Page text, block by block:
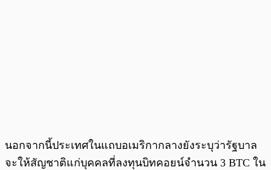
นอกจากนี้ประเทศในแถบอเมริกากลางยังระบุว่ารัฐบาล
จะให้สัญชาติแก่บุคคลที่ลงทุนบิทคอยน์จำนวน 3 BTC ใน